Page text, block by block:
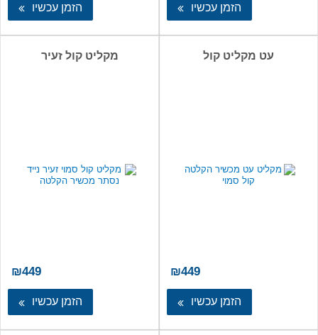
הזמן עכשיו הזמן עכשיו
עט מקליט קול
₪449
הזמן עכשיו
מקליט קול זעיר
₪449
הזמן עכשיו